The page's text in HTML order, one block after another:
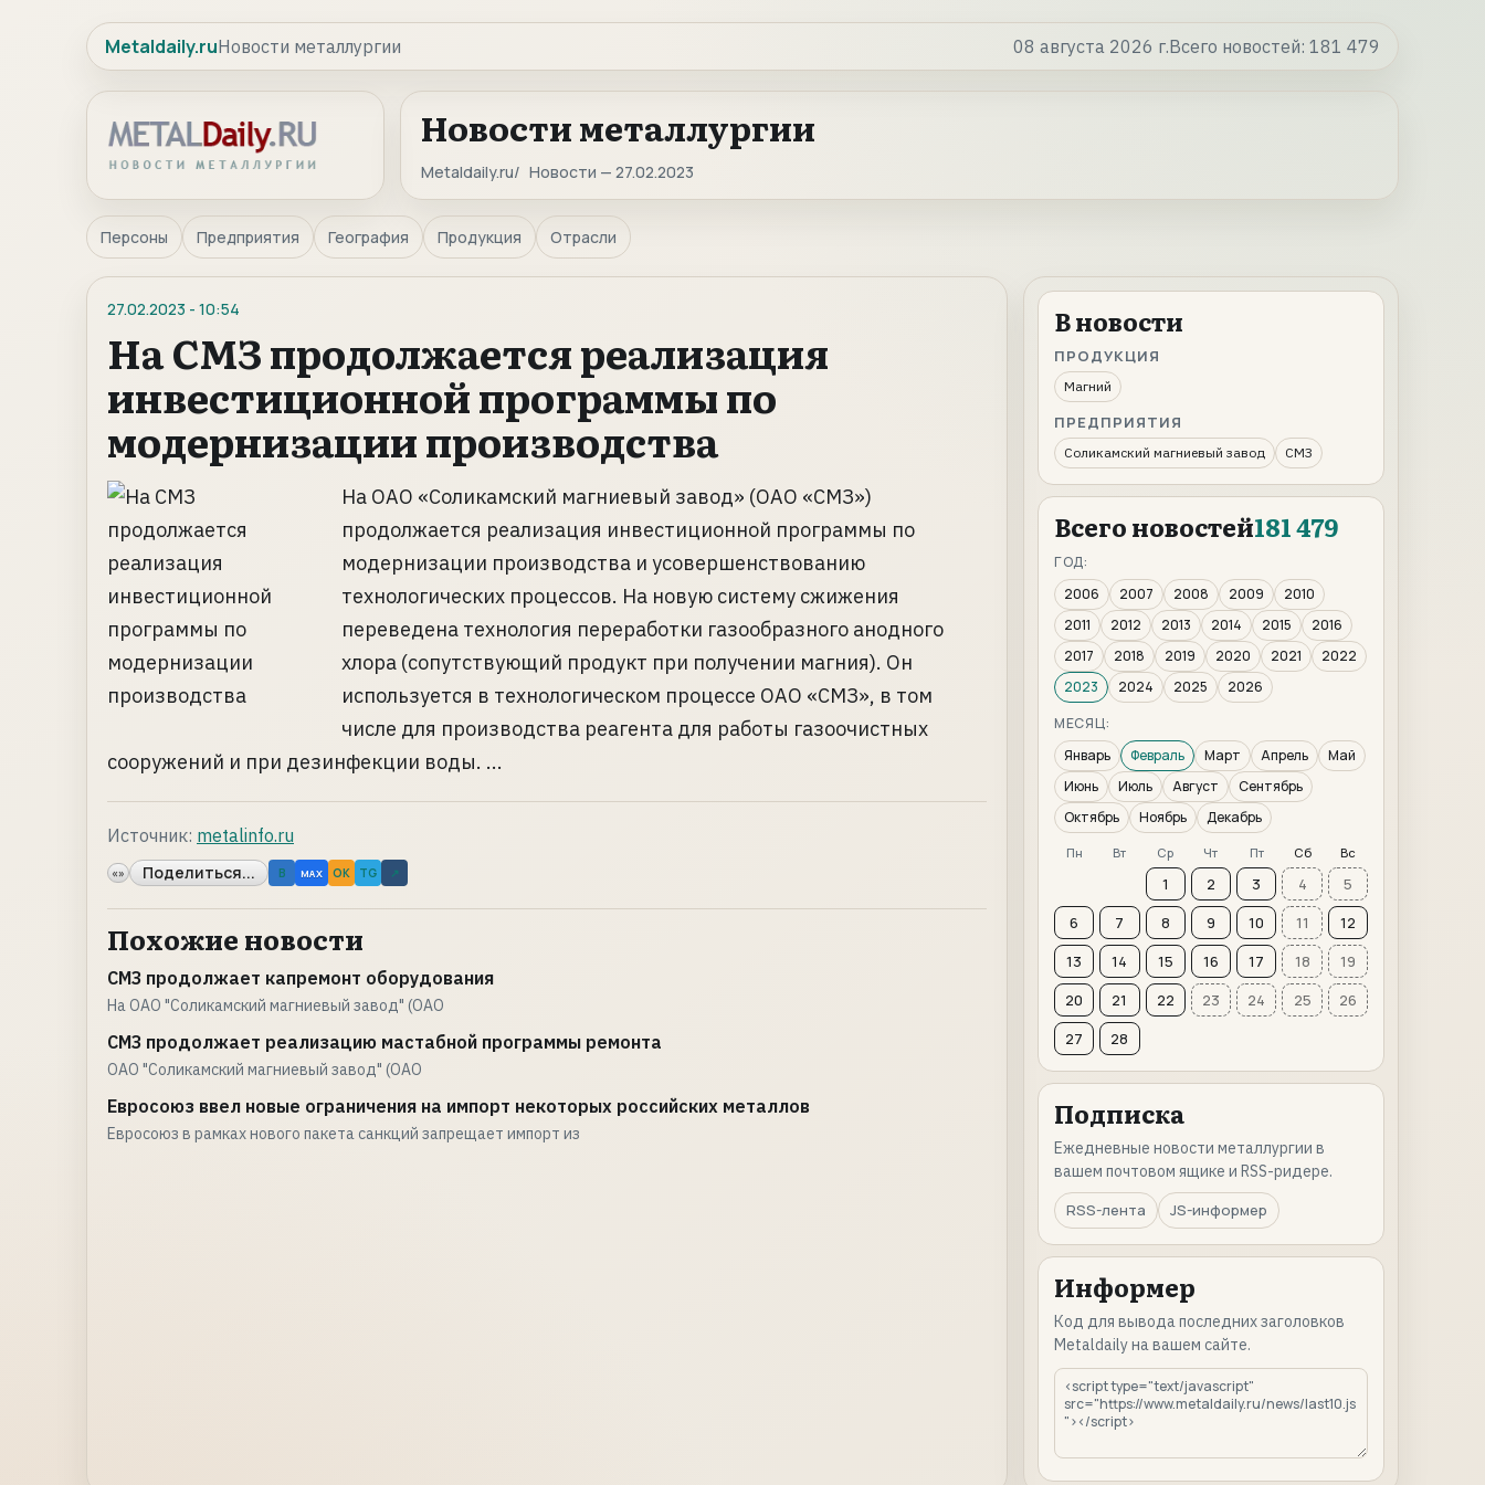
Metaldaily.ruНовости металлургии 08 августа 2026 г.Всего новостей: 181 479
Новости металлургии
Metaldaily.ru Новости — 27.02.2023
Персоны Предприятия География Продукция Отрасли
27.02.2023 - 10:54
На СМЗ продолжается реализация
инвестиционной программы по
модернизации производства
На ОАО «Соликамский магниевый завод» (ОАО «СМЗ»)
продолжается реализация инвестиционной программы по
модернизации производства и усовершенствованию
технологических процессов. На новую систему сжижения
переведена технология переработки газообразного анодного
хлора (сопутствующий продукт при получении магния). Он
используется в технологическом процессе ОАО «СМЗ», в том
числе для производства реагента для работы газоочистных
сооружений и при дезинфекции воды. ...
Источник: metalinfo.ru
«» Поделиться... B MAX OK TG ↗
Похожие новости
СМЗ продолжает капремонт оборудования
На ОАО "Соликамский магниевый завод" (ОАО
СМЗ продолжает реализацию мастабной программы ремонта
ОАО "Соликамский магниевый завод" (ОАО
Евросоюз ввел новые ограничения на импорт некоторых российских металлов
Евросоюз в рамках нового пакета санкций запрещает импорт из
В новости
ПРОДУКЦИЯ
Магний
ПРЕДПРИЯТИЯ
Соликамский магниевый завод СМЗ
Всего новостей181 479
ГОД:
2006
2007 2008 2009
2010
2011
2012 2013 2014 2015
2016
2017
2018 2019 2020 2021
2022
2023
2024 2025
2026
МЕСЯЦ:
Январь
Февраль Март Апрель
Май
Июнь
Июль Август
Сентябрь
Октябрь
Ноябрь Декабрь
Пн Вт Ср Чт Пт Сб Вс
1 2 3 4
5
6
7 8 9 10 11
12
13
14 15 16 17 18
19
20
21 22 23 24 25
26
27
28
Подписка
Ежедневные новости металлургии в
вашем почтовом ящике и RSS-ридере.
RSS-лента
JS-информер
Информер
Код для вывода последних заголовков
Metaldaily на вашем сайте.